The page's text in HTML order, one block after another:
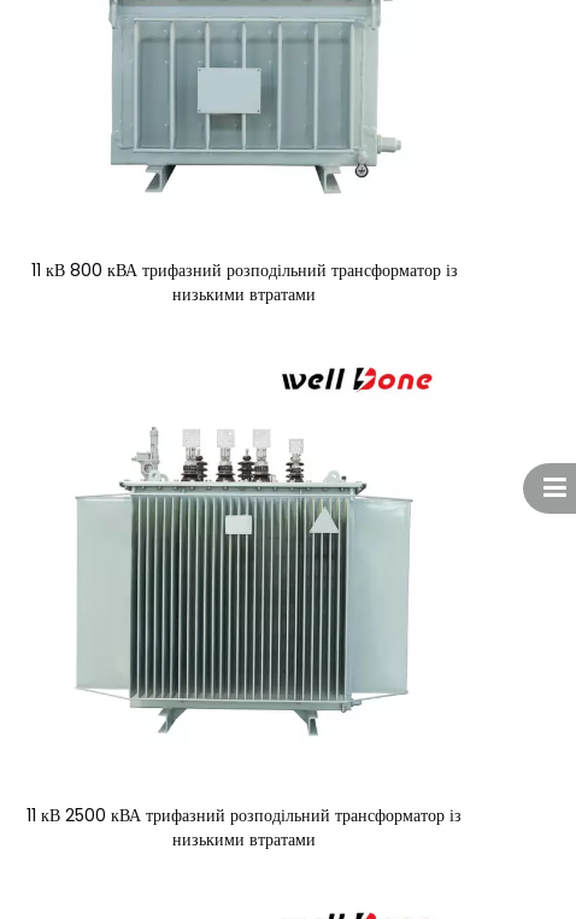
11 кВ 800 кВА трифазний розподільний трансформатор із
низькими втратами
11 кВ 2500 кВА трифазний розподільний трансформатор із
низькими втратами